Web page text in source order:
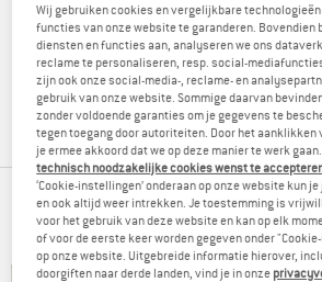
vinden, kun je een van de
gebruiken:
» Ga terug naar de vorige paginaen
filterwaarden.
TOPPRODUCTEN VAN JE
Wij gebruiken cookies en vergelijkbare
functies van onze website te garanderen. Bovendien
diensten en functies aan, analyseren we ons
reclame te personaliseren, resp. social-
zijn ook onze social-media-, reclame- en
gebruik van onze website. Sommige daarvan
zonder voldoende garanties om je gegevens te
tegen toegang door autoriteiten. Door het aanklikken
je ermee akkoord dat we op deze manier te werk gaan.
technisch noodzakelijke cookies wenst te
‘Cookie-instellingen’ onderaan op onze website kun
en ook altijd weer intrekken. Je toestemming is
voor het gebruik van deze website en kan op elk
of voor de eerste keer worden gegeven onder
op onze website. Uitgebreide informatie hierover,
doorgiften naar derde landen, vind je in onze